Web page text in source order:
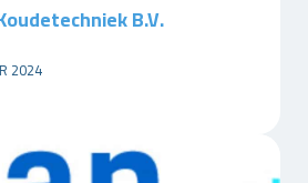
B.V.
2024